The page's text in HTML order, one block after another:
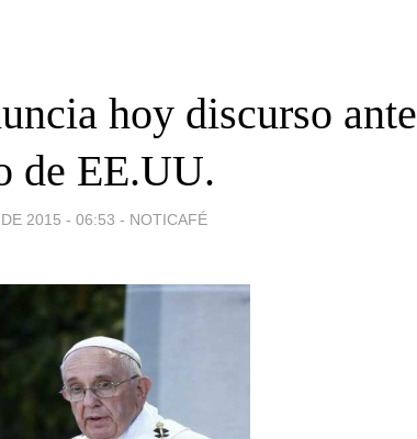
hoy discurso ante
de EE.UU.
2015 - 06:53 - NOTICAFÉ